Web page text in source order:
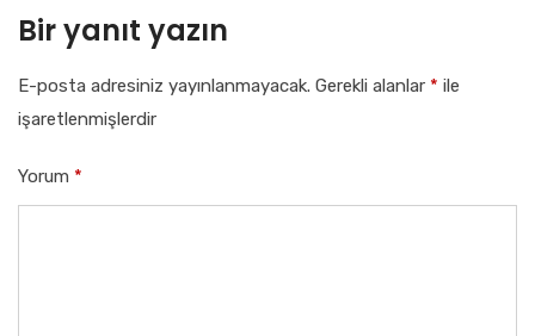
Bir yanıt yazın
E-posta adresiniz yayınlanmayacak. Gerekli alanlar * ile
işaretlenmişlerdir
Yorum *